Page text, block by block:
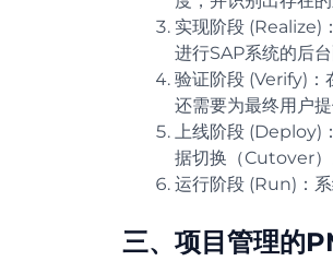
实现阶段 (Realize)
进行SAP系统的后
验证阶段 (Verify)：
还需要为最终用户
上线阶段 (Deploy)
据切换（Cutover）
运行阶段 (Run)：
三、项目管理的